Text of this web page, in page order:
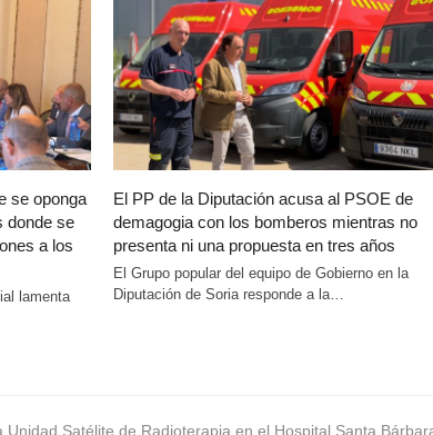
se oponga
donde se
a los
lamenta
El PP de la Diputación acusa al PSOE de
demagogia con los bomberos mientras no
presenta ni una propuesta en tres años
El Grupo popular del equipo de Gobierno en la
Diputación de Soria responde a la…
Satélite de Radioterapia en el Hospital Santa